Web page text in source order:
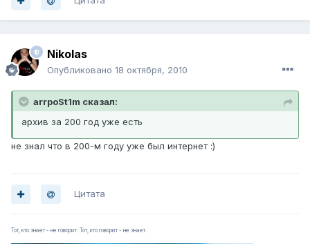
Nikolas
Опубликовано 18 октября, 2010
arrpoSt1m сказал:
архив за 200 год уже есть
не знал что в 200-м году уже был интернет :)
Цитата
Тот, кто знает - не говорит. Тот, кто говорит - не знает.